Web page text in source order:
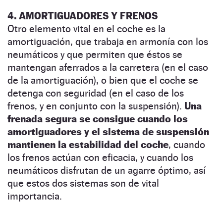
4. AMORTIGUADORES Y FRENOS
Otro elemento vital en el coche es la
amortiguación, que trabaja en armonía con los
neumáticos y que permiten que éstos se
mantengan aferrados a la carretera (en el caso
de la amortiguación), o bien que el coche se
detenga con seguridad (en el caso de los
frenos, y en conjunto con la suspensión). Una
frenada segura se consigue cuando los
amortiguadores y el sistema de suspensión
mantienen la estabilidad del coche, cuando
los frenos actúan con eficacia, y cuando los
neumáticos disfrutan de un agarre óptimo, así
que estos dos sistemas son de vital
importancia.